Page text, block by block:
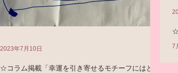
☆コラム掲載「幸運を引き寄せるモチーフにはどん
2023年7月10日
7